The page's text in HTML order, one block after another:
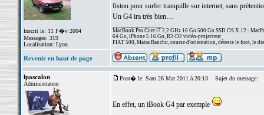
Inscrit le: 11 F�v 2004
Messages: 319
Localisation: Lyon
fiston pour surfer tranquille sur internet, sans
Un G4 ira très bien…
MacBook Pro Core i7 2,2 GHz 16 Go 500 Go SSD OS X.12 -
64 Go, iPhone 5 16 Go, R2-D2 vidéo-projecteur
FIAT 500, Matra Rancho, course d'orientation, déteste le foot, le
Revenir en haut de page
lpascalon
Administrateur
Post� le: Sam 26 Mar 2011 à 20:13 Sujet du message:
En effet, un iBook G4 par exemple